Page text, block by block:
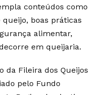
conteúdos como
boas práticas
alimentar,
em queijaria.
da Fileira dos Queijos
pelo Fundo